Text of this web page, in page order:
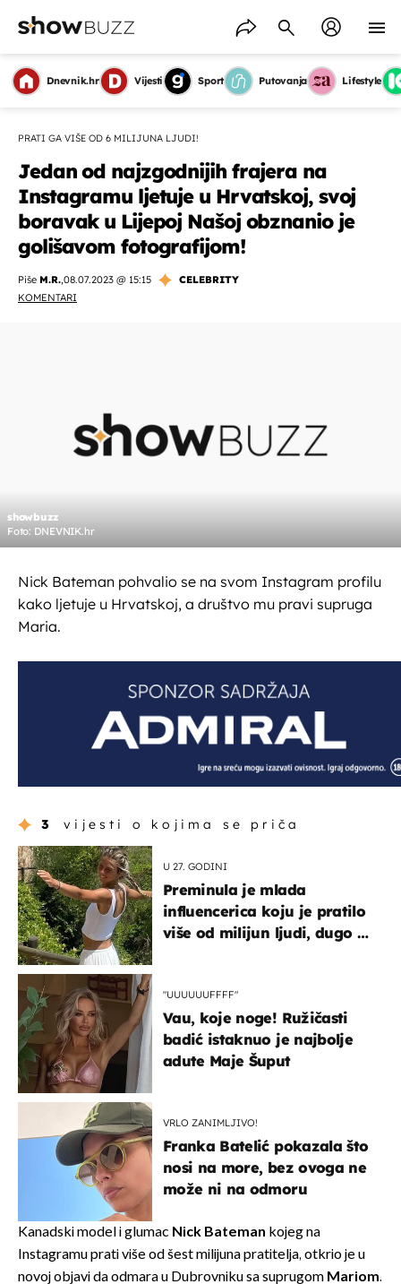
Dnevnik.hr Vijesti Sport Putovanja Lifestyle
PRATI GA VIŠE OD 6 MILIJUNA LJUDI!
Jedan od najzgodnijih frajera na
Instagramu ljetuje u Hrvatskoj, svoj
boravak u Lijepoj Našoj obznanio je
golišavom fotografijom!
Piše M.R.,08.07.2023 @ 15:15
CELEBRITY
KOMENTARI
showbuzz
Foto: DNEVNIK.hr
Nick Bateman pohvalio se na svom Instagram profilu
kako ljetuje u Hrvatskoj, a društvo mu pravi supruga
Maria.
3 vijesti o kojima se priča
U 27. GODINI
Preminula je mlada
influencerica koju je pratilo
više od milijun ljudi, dugo se
"UUUUUUFFFF"
Vau, koje noge! Ružičasti
badić istaknuo je najbolje
adute Maje Šuput
VRLO ZANIMLJIVO!
Franka Batelić pokazala što
nosi na more, bez ovoga ne
može ni na odmoru
Kanadski model i glumac Nick Bateman kojeg na
Instagramu prati više od šest milijuna pratitelja, otkrio je u
novoj objavi da odmara u Dubrovniku sa suprugom Mariom.